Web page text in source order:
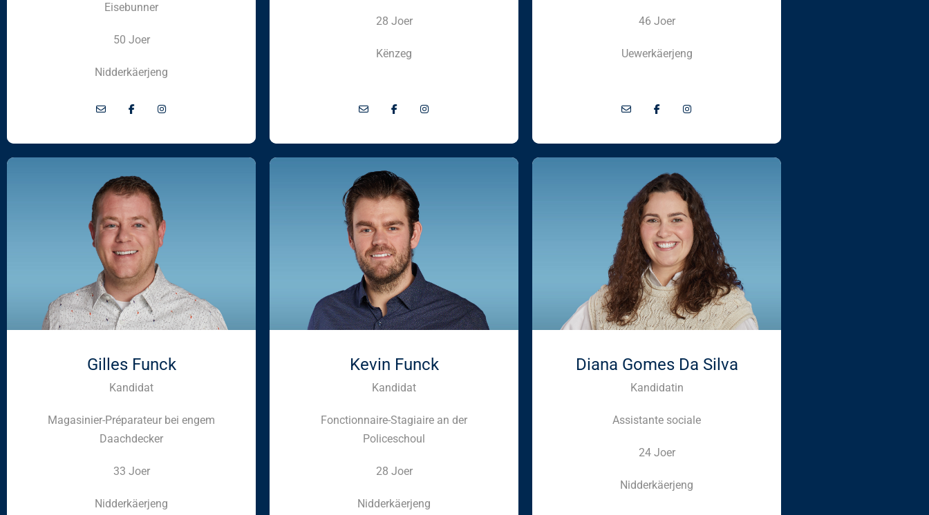
Eisebunner
50 Joer
Nidderkäerjeng
28 Joer
Kënzeg
46 Joer
Uewerkäerjeng
Gilles Funck
Kandidat
Magasinier-Préparateur bei engem
Daachdecker
33 Joer
Nidderkäerjeng
Kevin Funck
Kandidat
Fonctionnaire-Stagiaire an der
Policeschoul
28 Joer
Nidderkäerjeng
Diana Gomes Da Silva
Kandidatin
Assistante sociale
24 Joer
Nidderkäerjeng